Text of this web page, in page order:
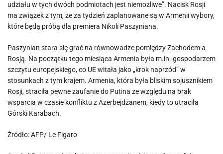
udziału w tych dwóch podmiotach jest niemożliwe”. Nacisk Rosji
ma związek z tym, że za tydzień zaplanowane są w Armenii wybory,
które będą próbą dla premiera Nikoli Paszyniana.
Paszynian stara się grać na równowadze pomiędzy Zachodem a
Rosją. Na początku tego miesiąca Armenia była m.in. gospodarzem
szczytu europejskiego, co UE witała jako „krok naprzód” w
stosunkach z tym krajem. Armenia, która była bliskim sojusznikiem
Rosji, straciła pewne zaufanie do Putina ze względu na brak
wsparcia w czasie konfliktu z Azerbejdżanem, kiedy to utraciła
Górski Karabach.
Źródło: AFP/ Le Figaro